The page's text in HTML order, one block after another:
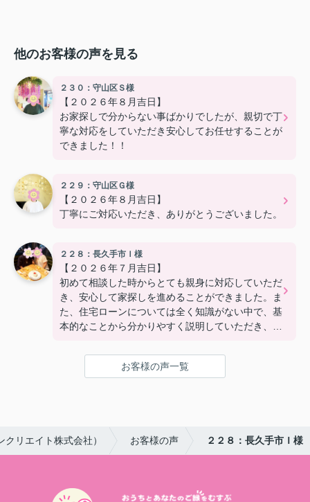
他のお客様の声を見る
２３０：守山区Ｓ様
【２０２６年８月吉日】
お家探しで分からない事ばかりでしたが、親切で丁
寧な対応をしていただき安心してお任せすることが
できました！！
２２９：守山区Ｇ様
【２０２６年８月吉日】
丁寧にご対応いただき、ありがとうございました。
２２８：長久手市Ｉ様
【２０２６年７月吉日】
初めて相談した時からとても親身に対応していただ
き、安心して家探しを進めることができました。ま
た、住宅ローンについては全く知識がない中で、基
本的なことから分かりやすく説明していただき、銀
なってサポートいただきました！
お客様の声一覧
リエイト株式会社） お客様の声 ２２８：長久手市Ｉ様